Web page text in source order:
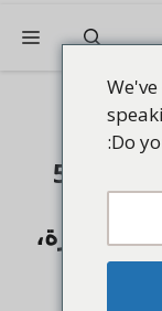
شواحن EVIQ السريعة: سباق الـ 5,000
الهواء مباشرة،
- جدة
Do